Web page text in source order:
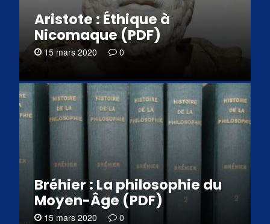
Aristote : Éthique à
Nicomaque (PDF)
15 mars 2020 0
Bréhier : La philosophie du
Moyen-Âge (PDF)
15 mars 2020 0